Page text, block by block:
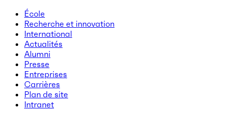
École
Recherche et innovation
International
Actualités
Alumni
Presse
Entreprises
Carrières
Plan de site
Intranet